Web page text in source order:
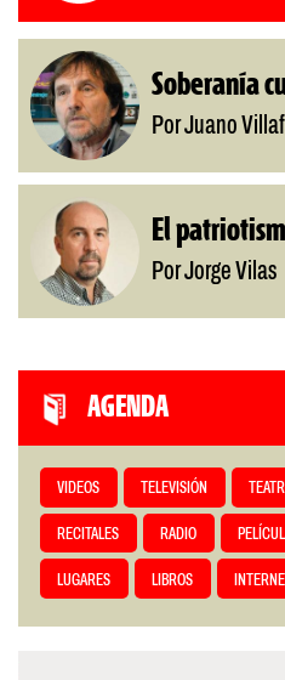
Soberanía
Por Juano
El
Por Jorge Vilas
AGENDA
VIDEOS TELEVISIÓN
RECITALES RADIO
LUGARES LIBROS INTERNET